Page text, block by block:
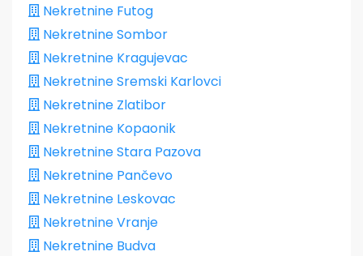
Nekretnine Futog
Nekretnine Sombor
Nekretnine Kragujevac
Nekretnine Sremski Karlovci
Nekretnine Zlatibor
Nekretnine Kopaonik
Nekretnine Stara Pazova
Nekretnine Pančevo
Nekretnine Leskovac
Nekretnine Vranje
Nekretnine Budva